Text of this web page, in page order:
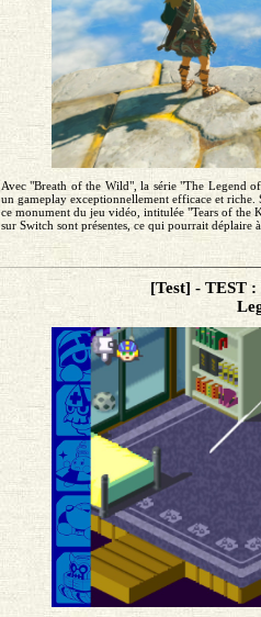
Avec "Breath of the Wild", la série "The Legend
un gameplay exceptionnellement efficace et
ce monument du jeu vidéo, intitulée "Tears of the
sur Switch sont présentes, ce qui pourrait déplaire à
[Test] - TEST